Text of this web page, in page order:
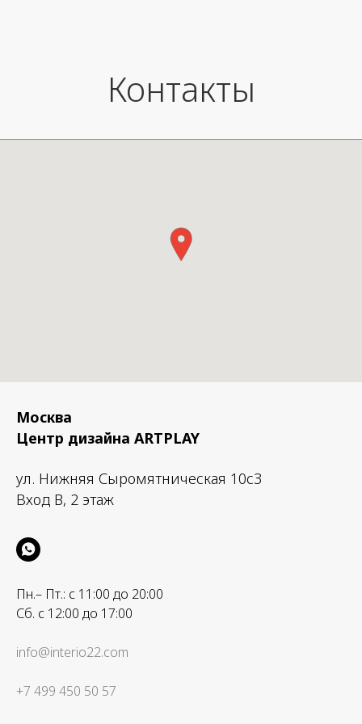
Контакты
Москва
Центр дизайна ARTPLAY
ул. Нижняя Сыромятническая 10с3
Вход B, 2 этаж
Пн.– Пт.: с 11:00 до 20:00
Сб. с 12:00 до 17:00
info@interio22.com
+7 499 450 50 57